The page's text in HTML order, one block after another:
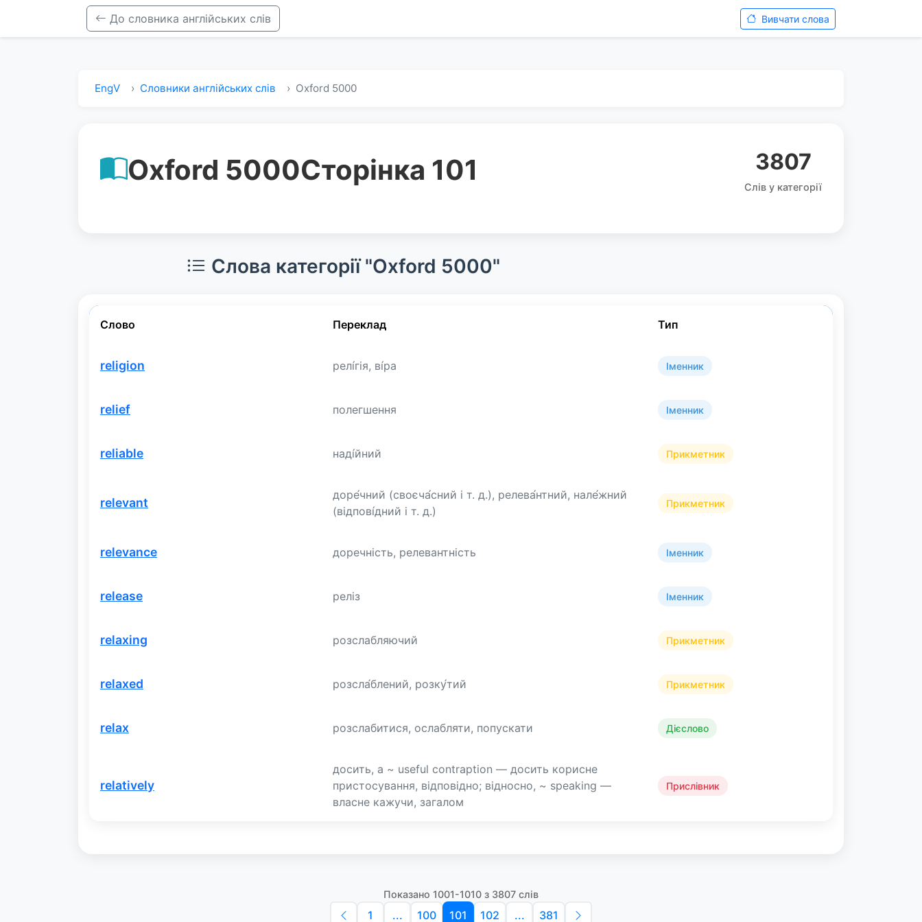
До словника англійських слів Вивчати слова
EngV Словники англійських слів Oxford 5000
Oxford 5000Сторінка 101 3807
Слів у категорії
Слова категорії "Oxford 5000"
Слово Переклад Тип
religion релі́гія, ві́ра Іменник
relief полегшення Іменник
reliable наді́йний Прикметник
relevant
доре́чний (своєча́сний і т. д.), релева́нтний, нале́жний
(відпові́дний і т. д.)
Прикметник
relevance доречність, релевантність Іменник
release реліз Іменник
relaxing розслабляючий Прикметник
relaxed розсла́блений, розку́тий Прикметник
relax розслабитися, ослабляти, попускати Дієслово
relatively
досить, a ~ useful contraption — досить корисне
пристосування, відповідно; відносно, ~ speaking —
власне кажучи, загалом
Прислівник
Показано 1001-1010 з 3807 слів
1 ... 100 101 102 ... 381